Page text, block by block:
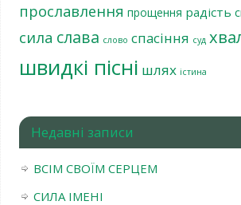
прославлення прощення радість
сила слава слово спасіння суд
швидкі пісні шлях істина
Недавні записи
ВСІМ СВОЇМ СЕРЦЕМ
СИЛА ІМЕНІ